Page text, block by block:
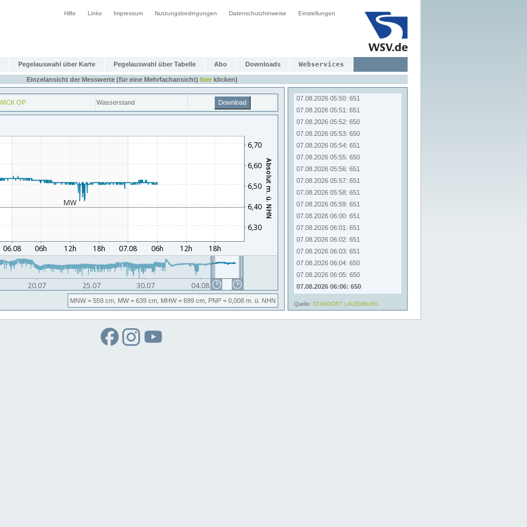
Hilfe Links Impressum Nutzungsbedingungen Datenschutzhinweise Einstellungen
Pegelauswahl über Karte Pegelauswahl über Tabelle Abo Downloads Webservices
Einzelansicht der Messwerte (für eine Mehrfachansicht) hierklicken)
OP Wasserstand Download
MNW= 559 cm, MW= 639 cm, MHW= 699 cm, PNP = 0,008 m. ü. NHN
07.08.2026 05:43: 651
07.08.2026 05:47: 650
07.08.2026 05:48: 650
07.08.2026 05:49: 651
07.08.2026 05:50: 651
07.08.2026 05:51: 651
07.08.2026 05:52: 650
07.08.2026 05:53: 650
07.08.2026 05:54: 651
07.08.2026 05:55: 650
07.08.2026 05:56: 651
07.08.2026 05:57: 651
07.08.2026 05:58: 651
07.08.2026 05:59: 651
07.08.2026 06:00: 651
07.08.2026 06:01: 651
07.08.2026 06:02: 651
07.08.2026 06:03: 651
07.08.2026 06:04: 650
07.08.2026 06:05: 650
07.08.2026 06:06: 650
Quelle: STANDORT LAUENBURG